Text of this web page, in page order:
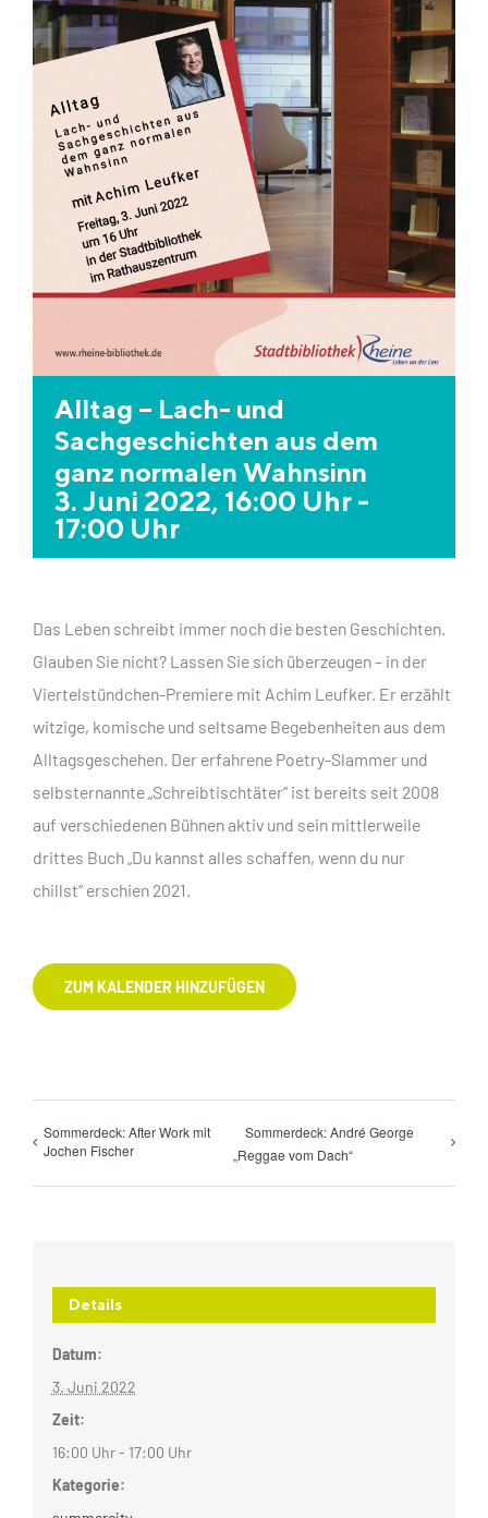
Alltag – Lach- und
Sachgeschichten aus dem
ganz normalen Wahnsinn
3. Juni 2022, 16:00 Uhr-
17:00 Uhr
Das Leben schreibt immer noch die besten Geschichten.
Glauben Sie nicht? Lassen Sie sich überzeugen – in der
Viertelstündchen-Premiere mit Achim Leufker. Er erzählt
witzige, komische und seltsame Begebenheiten aus dem
Alltagsgeschehen. Der erfahrene Poetry-Slammer und
selbsternannte „Schreibtischtäter“ ist bereits seit 2008
auf verschiedenen Bühnen aktiv und sein mittlerweile
drittes Buch „Du kannst alles schaffen, wenn du nur
chillst“ erschien 2021.
ZUM KALENDER HINZUFÜGEN
Sommerdeck: After Work mit
Jochen Fischer
Sommerdeck: André George
„Reggae vom Dach“
Details
Datum:
3. Juni 2022
Zeit:
16:00 Uhr - 17:00 Uhr
Kategorie: